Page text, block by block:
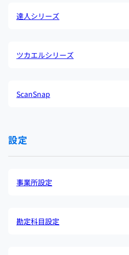
達人シリーズ
ツカエルシリーズ
ScanSnap
設定
事業所設定
勘定科目設定